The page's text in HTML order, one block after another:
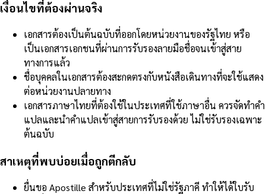
เงื่อนไขที่ต้องผ่านจริง
เอกสารต้องเป็นต้นฉบับที่ออกโดยหน่วยงานของรัฐไทย หรือ
เป็นเอกสารเอกชนที่ผ่านการรับรองลายมือชื่อจนเข้าสู่สาย
ทางการแล้ว
ชื่อบุคคลในเอกสารต้องสะกดตรงกับหนังสือเดินทางที่จะใช้แสดง
ต่อหน่วยงานปลายทาง
เอกสารภาษาไทยที่ต้องใช้ในประเทศที่ใช้ภาษาอื่น ควรจัดทำคำ
แปลและนำคำแปลเข้าสู่สายการรับรองด้วย ไม่ใช่รับรองเฉพาะ
ต้นฉบับ
สาเหตุที่พบบ่อยเมื่อถูกตีกลับ
ยื่นขอ Apostille สำหรับประเทศที่ไม่ใช่รัฐภาคี ทำให้ได้ใบรับ